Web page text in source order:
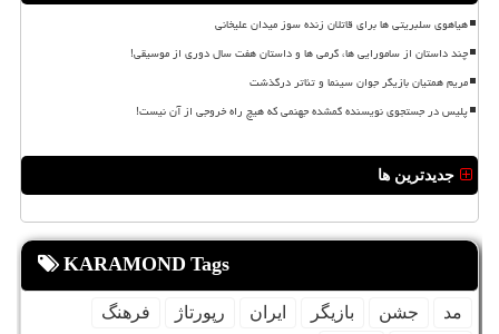
هیاهوی سلبریتی ها برای قاتلان زنده سوز میدان علیخانی
چند داستان از سامورایی ها، گرمی ها و داستان هفت سال دوری از موسیقی!
مریم همتیان بازیگر جوان سینما و تئاتر درگذشت
پلیس در جستجوی نویسنده گمشده جهنمی که هیچ راه خروجی از آن نیست!
جدیدترین ها
KARAMOND Tags
مد جشن بازیگر ایران رپورتاژ
فرهنگ